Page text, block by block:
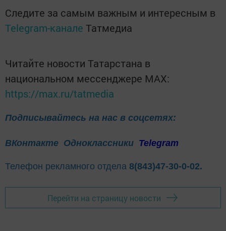
Следите за самым важным и интересным в
Telegram-канале Татмедиа
Читайте новости Татарстана в
национальном мессенджере MАХ:
https://max.ru/tatmedia
Подписывайтесь на нас в соцсетях:
ВКонтакте Одноклассники Telegram
Телефон рекламного отдела 8(843)47-30-0-02.
Перейти на страницу новости